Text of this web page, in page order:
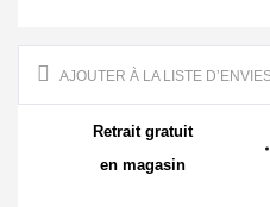
AJOUTER À LA LISTE
Retrait gratuit
en magasin